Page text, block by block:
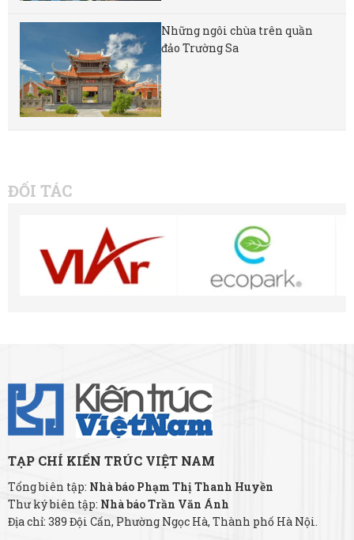
Những ngôi chùa trên quần
đảo Trường Sa
ĐỐI TÁC
TẠP CHÍ KIẾN TRÚC VIỆT NAM
Tổng biên tập: Nhà báo Phạm Thị Thanh Huyền
Thư ký biên tập: Nhà báo Trần Văn Ánh
Địa chỉ: 389 Đội Cấn, Phường Ngọc Hà, Thành phố Hà Nội.